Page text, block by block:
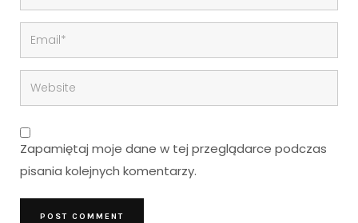
Zapamiętaj moje dane w tej przeglądarce podczas
pisania kolejnych komentarzy.